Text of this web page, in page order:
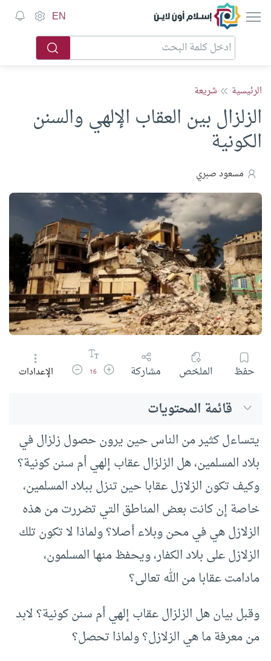
إسلام أون لاين EN
الرئيسية شريعة
الزلزال بين العقاب الإلهي والسنن
الكونية
مسعود صبري
حفظ الملخص مشاركة زيادة حجم الخط
16 تقليل حجم الخط
الإعدادات
قائمة المحتويات
يتساءل كثير من الناس حين يرون حصول زلزال في
بلاد المسلمين، هل الزلزال عقاب إلهي أم سنن كونية؟
وكيف تكون الزلازل عقابا حين تنزل ببلاد المسلمين،
خاصة إن كانت بعض المناطق التي تضررت من هذه
الزلازل هي في محن وبلاء أصلا؟ ولماذا لا تكون تلك
الزلازل على بلاد الكفار، ويحفظ منها المسلمون،
مادامت عقابا من الله تعالى؟
وقبل بيان هل الزلزال عقاب إلهي أم سنن كونية؟ لابد
من معرفة ما هي الزلازل؟ ولماذا تحصل؟